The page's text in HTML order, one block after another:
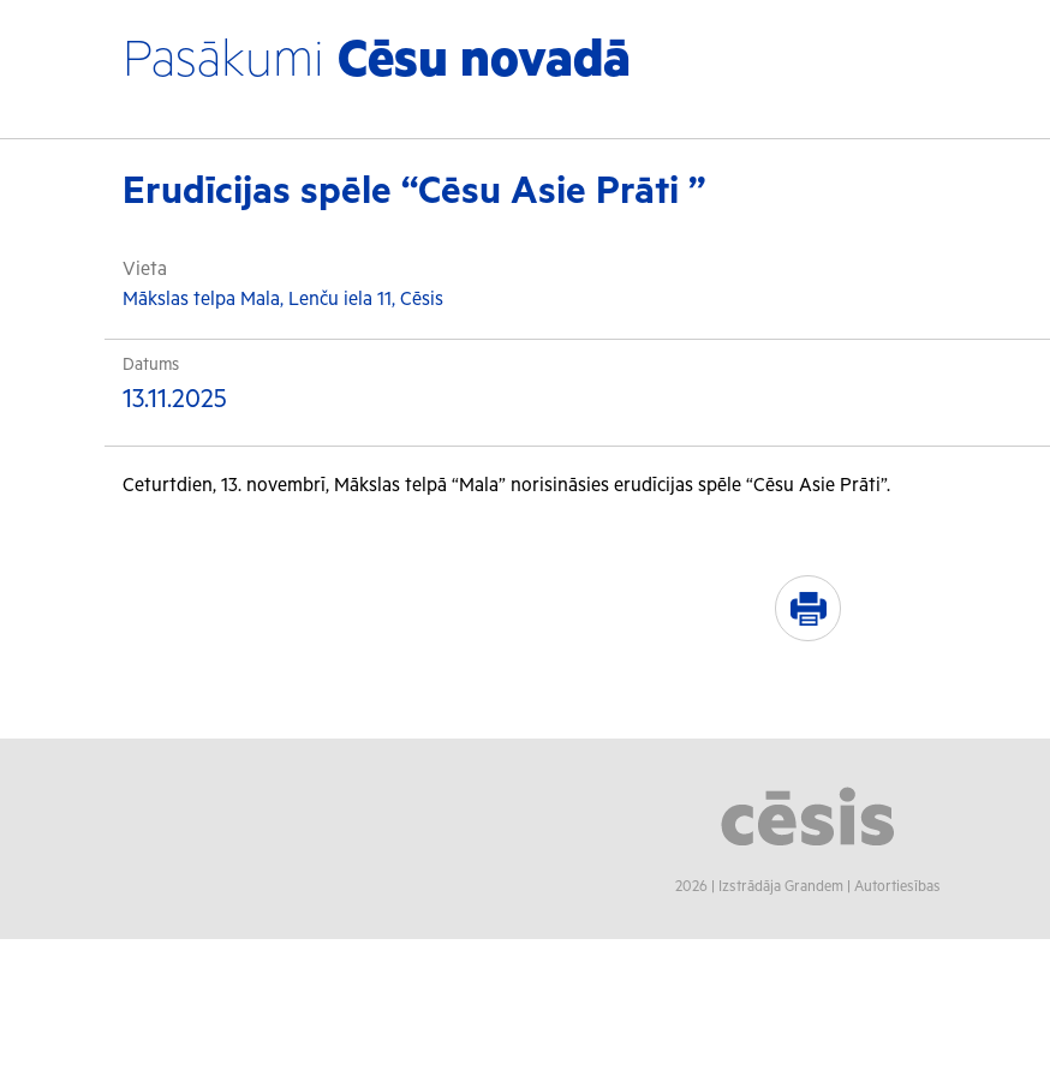
Pasākumi Cēsu novadā
Erudīcijas spēle “Cēsu Asie Prāti ”
Vieta
Mākslas telpa Mala, Lenču iela 11, Cēsis
Datums
13.11.2025
Ceturtdien, 13. novembrī, Mākslas telpā “Mala” norisināsies erudīcijas spēle “Cēsu Asie Prāti”.
2026 | Izstrādāja Grandem Autortiesības